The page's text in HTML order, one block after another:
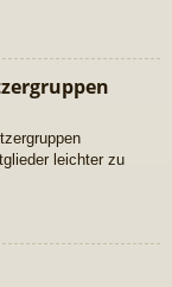
leichter zu